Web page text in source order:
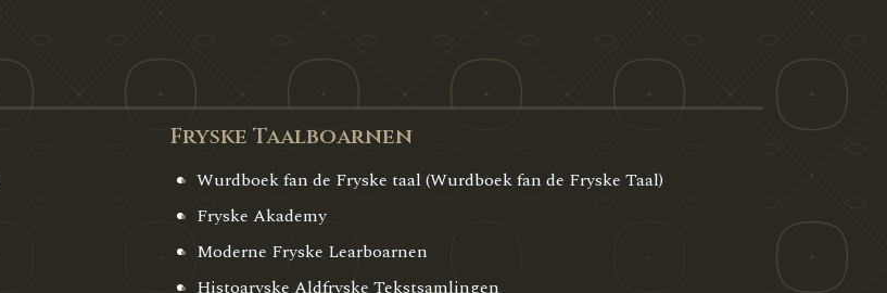
Fryske Taalboarnen
Wurdboek fan de Fryske taal (Wurdboek fan de Fryske Taal)
Fryske Akademy
Moderne Fryske Learboarnen
Histoaryske Aldfryske Tekstsamlingen